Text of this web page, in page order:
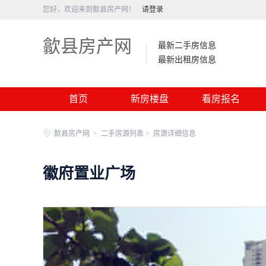
您好，欢迎来到歙县房产网！ 请登录
歙县房产网
最新二手房信息
最新出租房信息
首页 新房楼盘 看房报名
歙县房产网 > 二手房源列表 > 房源详细信息
徽府置业广场